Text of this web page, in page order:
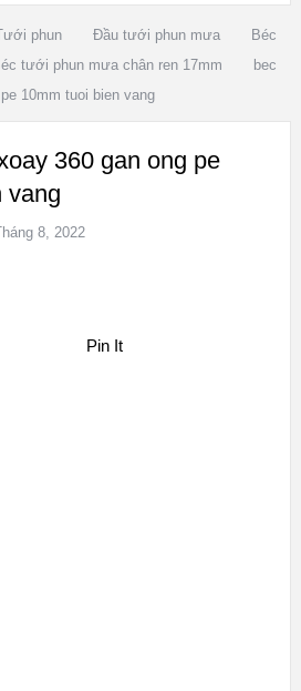
phun Đầu tưới phun mưa
Béc
tưới phun mưa chân ren 17mm
bec
10mm tuoi bien vang
360 gan ong pe
vang
8, 2022
Pin It